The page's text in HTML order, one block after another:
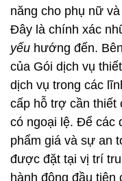
năng cho phụ nữ
Đây là chính xác
yếu hướng đến.
của Gói dịch vụ
dịch vụ trong các
cấp hỗ trợ cần thiết
có ngoại lệ. Để các
phẩm giá và sự an
được đặt tại vị trí
hành động đầu